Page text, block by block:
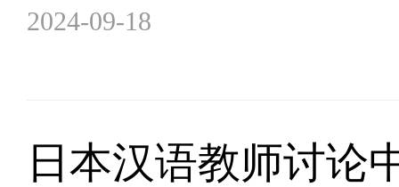
2024-09-18
日本汉语教师讨论